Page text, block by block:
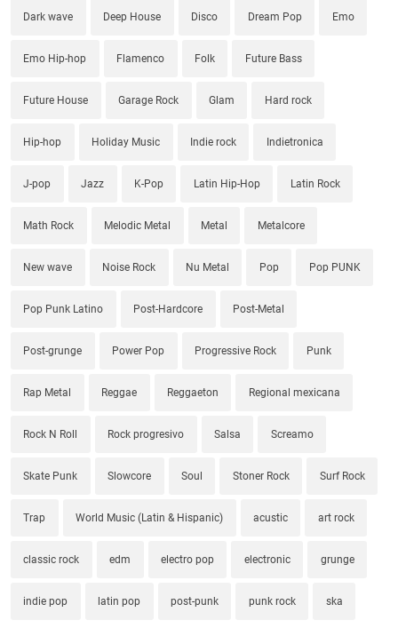
Dark wave Deep House Disco Dream Pop Emo
Emo Hip-hop Flamenco Folk Future Bass
Future House Garage Rock Glam Hard rock
Hip-hop Holiday Music Indie rock Indietronica
J-pop Jazz K-Pop Latin Hip-Hop Latin Rock
Math Rock Melodic Metal Metal Metalcore
New wave Noise Rock Nu Metal Pop Pop PUNK
Pop Punk Latino Post-Hardcore Post-Metal
Post-grunge Power Pop Progressive Rock Punk
Rap Metal Reggae Reggaeton Regional mexicana
Rock N Roll Rock progresivo Salsa Screamo
Skate Punk Slowcore Soul Stoner Rock Surf Rock
Trap World Music (Latin & Hispanic) acustic art rock
classic rock edm electro pop electronic grunge
indie pop latin pop post-punk punk rock ska